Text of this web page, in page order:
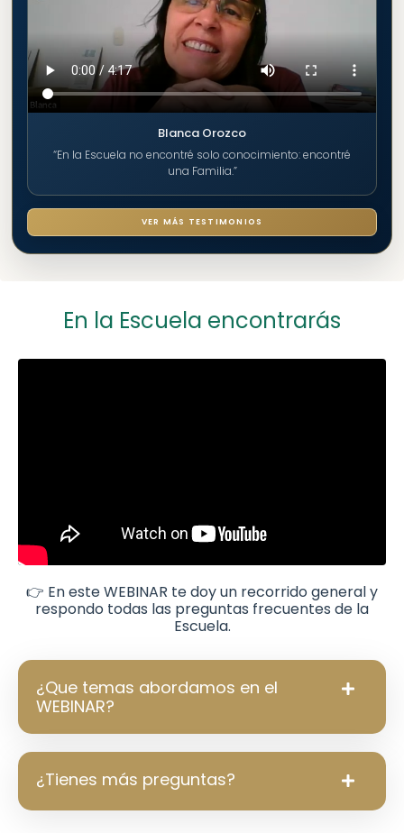
Blanca Orozco
“En la Escuela no encontré solo conocimiento: encontré
una Familia.”
VER MÁS TESTIMONIOS
En la Escuela encontrarás
👉 En este WEBINAR te doy un recorrido general y
respondo todas las preguntas frecuentes de la
Escuela.
¿Que temas abordamos en el
WEBINAR?
¿Tienes más preguntas?